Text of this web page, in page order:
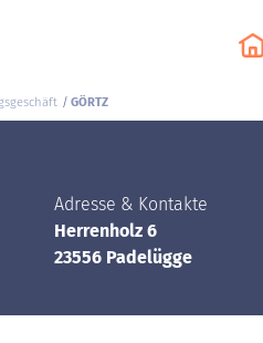
GÖRTZ
Adresse & Kontakte
Herrenholz 6
23556 Padelügge